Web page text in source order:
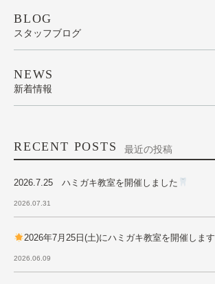
BLOG
スタッフブログ
NEWS
新着情報
RECENT POSTS 最近の投稿
2026.7.25 ハミガキ教室を開催しました
2026.07.31
2026年7月25日(土)にハミガキ教室を開催します
2026.06.09